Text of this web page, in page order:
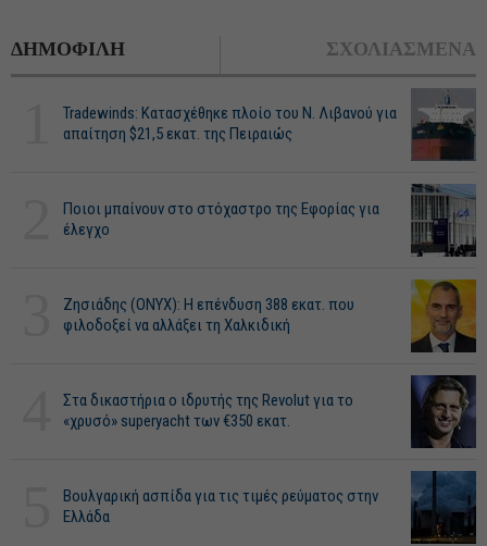
ΔΗΜΟΦΙΛΗ ΣΧΟΛΙΑΣΜΕΝΑ
Tradewinds: Κατασχέθηκε πλοίο του Ν. Λιβανού για
απαίτηση $21,5 εκατ. της Πειραιώς
Ποιοι μπαίνουν στο στόχαστρο της Εφορίας για
έλεγχο
Ζησιάδης (ONYX): Η επένδυση 388 εκατ. που
φιλοδοξεί να αλλάξει τη Χαλκιδική
Στα δικαστήρια ο ιδρυτής της Revolut για το
«χρυσό» superyacht των €350 εκατ.
Βουλγαρική ασπίδα για τις τιμές ρεύματος στην
Ελλάδα